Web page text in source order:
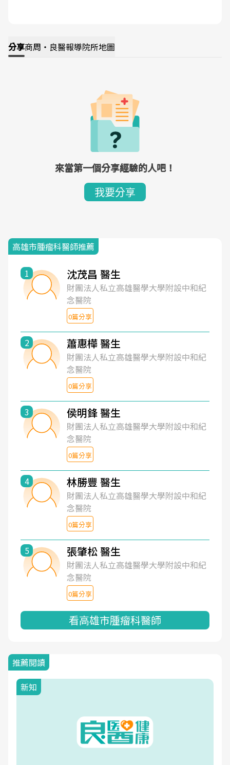
分享商周・良醫報導院所地圖
來當第一個分享經驗的人吧！
我要分享
高雄市腫瘤科醫師推薦
1 沈茂昌 醫生
財團法人私立高雄醫學大學附設中和紀
念醫院
0篇分享
2 蕭惠樺 醫生
財團法人私立高雄醫學大學附設中和紀
念醫院
0篇分享
3 侯明鋒 醫生
財團法人私立高雄醫學大學附設中和紀
念醫院
0篇分享
4 林勝豐 醫生
財團法人私立高雄醫學大學附設中和紀
念醫院
0篇分享
5 張肇松 醫生
財團法人私立高雄醫學大學附設中和紀
念醫院
0篇分享
看高雄市腫瘤科醫師
推薦閱讀
新知